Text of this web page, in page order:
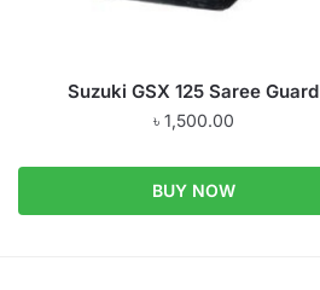
Suzuki GSX 125 Saree Guard
৳ 1,500.00
BUY NOW